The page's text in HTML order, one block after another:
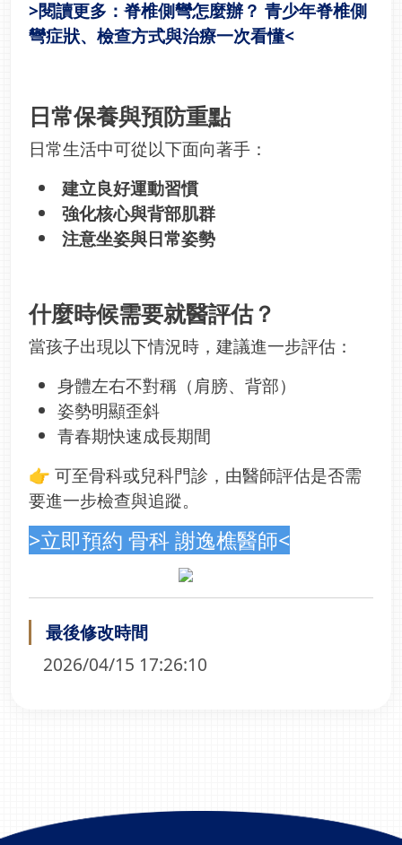
>閱讀更多：脊椎側彎怎麼辦？ 青少年脊椎側
彎症狀、檢查方式與治療一次看懂<
日常保養與預防重點
日常生活中可從以下面向著手：
建立良好運動習慣
強化核心與背部肌群
注意坐姿與日常姿勢
什麼時候需要就醫評估？
當孩子出現以下情況時，建議進一步評估：
身體左右不對稱（肩膀、背部）
姿勢明顯歪斜
青春期快速成長期間
👉 可至骨科或兒科門診，由醫師評估是否需
要進一步檢查與追蹤。
>立即預約 骨科 謝逸樵醫師<
最後修改時間
2026/04/15 17:26:10